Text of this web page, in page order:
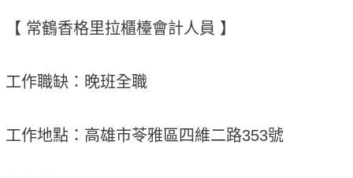
【 常鶴香格里拉櫃檯會計人員 】
工作職缺：晚班全職
工作地點：高雄市苓雅區四維二路353號